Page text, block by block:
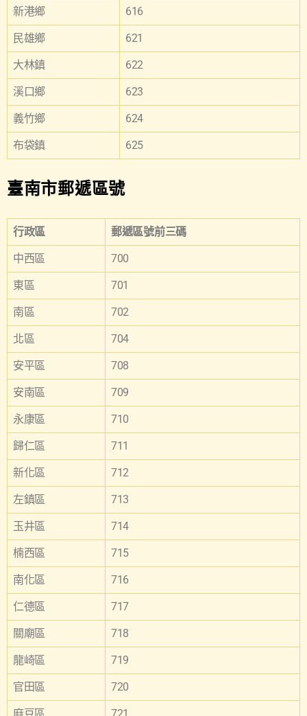
新港鄉 616
民雄鄉 621
大林鎮 622
溪口鄉 623
義竹鄉 624
布袋鎮 625
臺南市郵遞區號
行政區 郵遞區號前三碼
中西區 700
東區 701
南區 702
北區 704
安平區 708
安南區 709
永康區 710
歸仁區 711
新化區 712
左鎮區 713
玉井區 714
楠西區 715
南化區 716
仁德區 717
關廟區 718
龍崎區 719
官田區 720